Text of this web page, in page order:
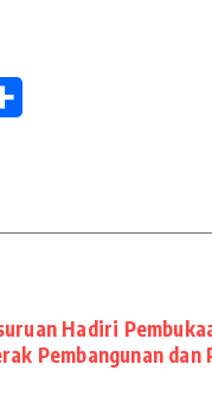
Hadiri
Pembangunan dan